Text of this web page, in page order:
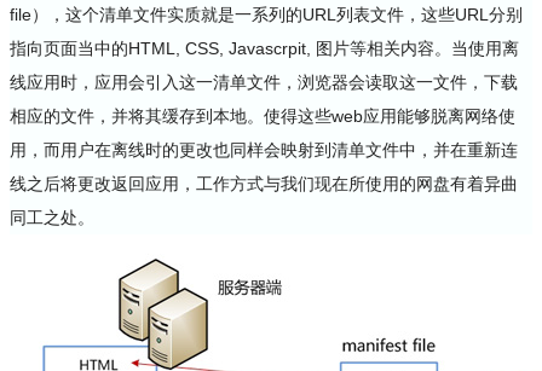
file），这个清单文件实质就是一系列的URL列表文件，这些URL分别
指向页面当中的HTML, CSS, Javascrpit, 图片等相关内容。当使用离
线应用时，应用会引入这一清单文件，浏览器会读取这一文件，下载
相应的文件，并将其缓存到本地。使得这些web应用能够脱离网络使
用，而用户在离线时的更改也同样会映射到清单文件中，并在重新连
线之后将更改返回应用，工作方式与我们现在所使用的网盘有着异曲
同工之处。